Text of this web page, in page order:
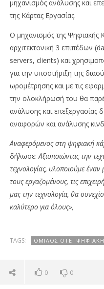
μηχανισμός ανάλυσης και
της Κάρτας Εργασίας.
Ο μηχανισμός της Ψηφιακής
αρχιτεκτονική 3 επιπέδων
servers, clients) και
για την υποστήριξη της
ωρομέτρησης και με τις
την ολοκλήρωσή του θα
ανάλυσης και επεξεργασίας
αναφορών και ανάλυσης
Αναφερόμενος στη ψηφιακή
δήλωσε:Αξιοποιώντας την
τεχνολογίας, υλοποιούμε
τους εργαζομένους, τις
μας την τεχνολογία, θα
καλύτερο για όλους»,
TAGS: ΌΜΙΛΟΣ ΟΤΕ. ΨΗΦΙΑΚΉ
0 0